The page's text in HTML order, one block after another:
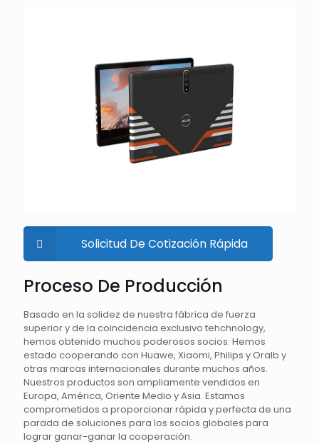
Solicitud De Cotización Rápida
Proceso De Producción
Basado en la solidez de nuestra fábrica de fuerza
superior y de la coincidencia exclusivo tehchnology,
hemos obtenido muchos poderosos socios. Hemos
estado cooperando con Huawe, Xiaomi, Philips y Oralb y
otras marcas internacionales durante muchos años.
Nuestros productos son ampliamente vendidos en
Europa, América, Oriente Medio y Asia. Estamos
comprometidos a proporcionar rápida y perfecta de una
parada de soluciones para los socios globales para
lograr ganar-ganar la cooperación.